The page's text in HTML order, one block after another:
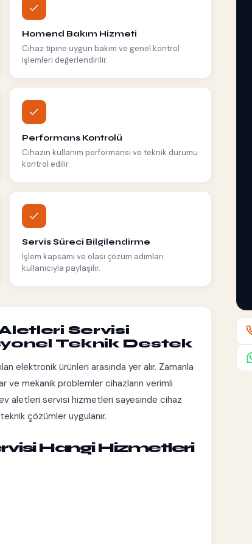
Homend Bakım Hizmeti
Cihaz tipine uygun bakım ve genel kontrol
işlemleri değerlendirilir.
Performans Kontrolü
Cihazın kullanım performansı ve teknik durumu
kontrol edilir.
Servis Süreci Bilgilendirme
İşlem kapsamı ve olası çözüm adımları
kullanıcıyla paylaşılır.
Servisi
Teknik Destek
elektronik ürünleri arasında yer alır. Zamanla
ve mekanik problemler cihazların verimli
aletleri servisi hizmetleri sayesinde cihaz
çözümler uygulanır.
Hangi Hizmetleri